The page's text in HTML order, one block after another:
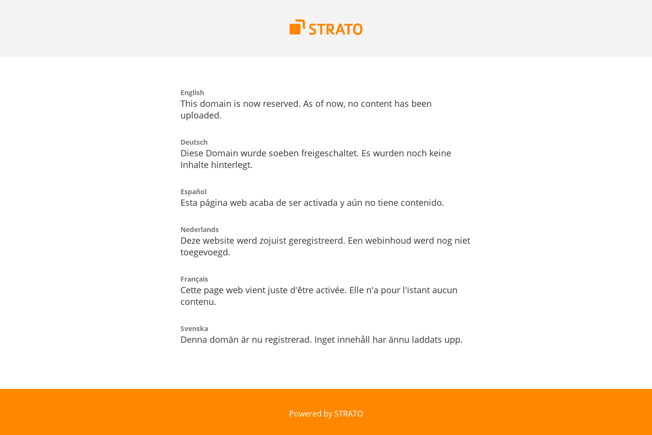
English
This domain is now reserved. As of now, no content has been
uploaded.
Deutsch
Diese Domain wurde soeben freigeschaltet. Es wurden noch keine
Inhalte hinterlegt.
Español
Esta página web acaba de ser activada y aún no tiene contenido.
Nederlands
Deze website werd zojuist geregistreerd. Een webinhoud werd nog niet
toegevoegd.
Français
Cette page web vient juste d'être activée. Elle n'a pour l'istant aucun
contenu.
Svenska
Denna domän är nu registrerad. Inget innehåll har ännu laddats upp.
Powered by STRATO